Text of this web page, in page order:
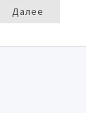
Далее